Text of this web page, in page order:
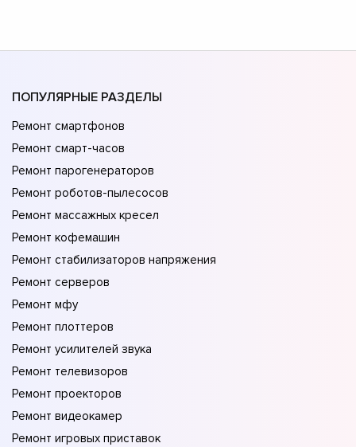
ПОПУЛЯРНЫЕ РАЗДЕЛЫ
Ремонт смартфонов
Ремонт смарт-часов
Ремонт парогенераторов
Ремонт роботов-пылесосов
Ремонт массажных кресел
Ремонт кофемашин
Ремонт стабилизаторов напряжения
Ремонт серверов
Ремонт мфу
Ремонт плоттеров
Ремонт усилителей звука
Ремонт телевизоров
Ремонт проекторов
Ремонт видеокамер
Ремонт игровых приставок